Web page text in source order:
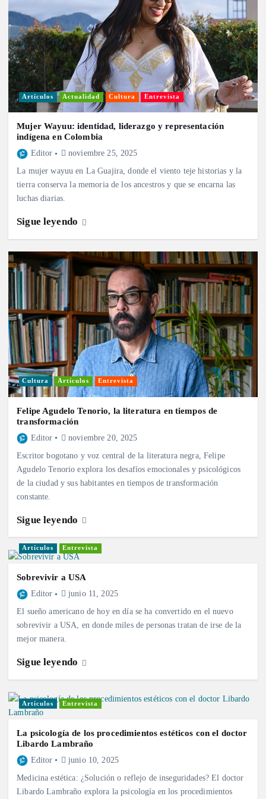
Artículos Actualidad Cultura Entrevista
Mujer Wayuu: identidad, liderazgo y representación
indígena en Colombia
Editor noviembre 25, 2025
La mujer wayuu en La Guajira, donde el viento teje historias y la
tierra conserva la memoria de los ancestros y que se encarna las
luchas diarias.
Sigue leyendo
Cultura Artículos Entrevista
Felipe Agudelo Tenorio, la literatura en tiempos de
transformación
Editor noviembre 20, 2025
Escritor bogotano y voz central de la literatura negra, Felipe
Agudelo Tenorio explora los desafíos emocionales y psicológicos
de la ciudad y sus habitantes en tiempos de transformación
constante.
Sigue leyendo
Artículos Entrevista
Sobrevivir a USA
Editor junio 11, 2025
El sueño americano de hoy en día se ha convertido en el nuevo
sobrevivir a USA, en donde miles de personas tratan de irse de la
mejor manera.
Sigue leyendo
Artículos Entrevista
La psicología de los procedimientos estéticos con el doctor
Libardo Lambraño
Editor junio 10, 2025
Medicina estética: ¿Solución o reflejo de inseguridades? El doctor
Libardo Lambraño explora la psicología en los procedimientos